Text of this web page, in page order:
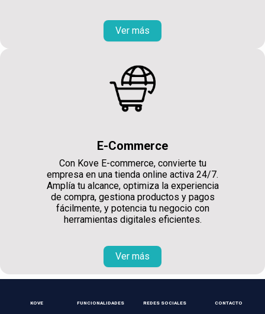
Ver más
E-Commerce
Con Kove E-commerce, convierte tu
empresa en una tienda online activa 24/7.
Amplía tu alcance, optimiza la experiencia
de compra, gestiona productos y pagos
fácilmente, y potencia tu negocio con
herramientas digitales eficientes.
Ver más
KOVE FUNCIONALIDADES REDES SOCIALES CONTACTO